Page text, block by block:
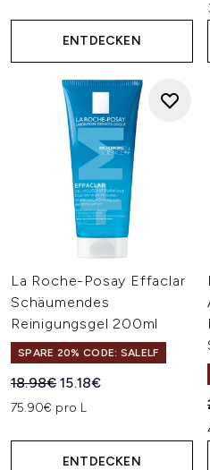
ENTDECKEN
La Roche-Posay Effaclar
Schäumendes
Reinigungsgel 200ml
SPARE 20% CODE: SALELF
Unverbindliche
18.98€Aktueller Preis:
15.18€
75.90€ pro L
ENTDECKEN